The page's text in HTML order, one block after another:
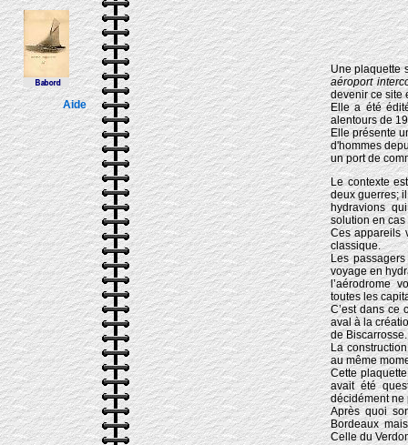
Aide
Une plaquette
aéroport
devenir ce site
Elle a été
alentours de
Elle présente
d'hommes
un port de
Le contexte
deux guerres;
hydravions
solution en cas
Ces appareils
classique.
Les
voyage en
l’aérodrome
toutes les
C’est dans ce
aval à la
de Biscarrosse.
La
au même
Cette
avait été
décidément ne
Après quoi
Bordeaux
Celle du